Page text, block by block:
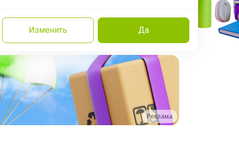
Изменить Да
Команда Эксперты
Реклама